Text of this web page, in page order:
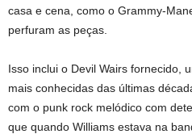
casa e cena, como o Grammy-
perfuram as peças.
Isso inclui o Devil Wairs fornecido,
mais conhecidas das últimas
com o punk rock melódico com
que quando Williams estava na